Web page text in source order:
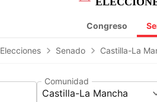
Congreso
Senado Castilla-La
Castilla-La Mancha
Comunidad